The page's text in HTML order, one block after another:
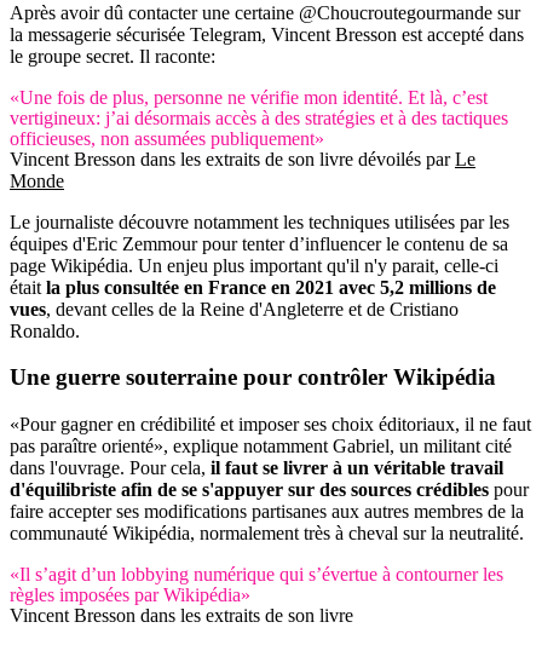
Après avoir dû contacter une certaine @Choucroutegourmande sur
la messagerie sécurisée Telegram, Vincent Bresson est accepté dans
le groupe secret. Il raconte:
«Une fois de plus, personne ne vérifie mon identité. Et là, c’est
vertigineux: j’ai désormais accès à des stratégies et à des tactiques
officieuses, non assumées publiquement»
Vincent Bresson dans les extraits de son livre dévoilés parLe
Monde
Le journaliste découvre notamment les techniques utilisées par les
équipes d'Eric Zemmour pour tenter d’influencer le contenu de sa
page Wikipédia. Un enjeu plus important qu'il n'y parait, celle-ci
était la plus consultée en France en 2021 avec 5,2 millions de
vues, devant celles de la Reine d'Angleterre et de Cristiano
Ronaldo.
Une guerre souterraine pour contrôler Wikipédia
«Pour gagner en crédibilité et imposer ses choix éditoriaux, il ne faut
pas paraître orienté», explique notamment Gabriel, un militant cité
dans l'ouvrage. Pour cela, il faut se livrer à un véritable travail
d'équilibriste afin de se s'appuyer sur des sources crédibles pour
faire accepter ses modifications partisanes aux autres membres de la
communauté Wikipédia, normalement très à cheval sur la neutralité.
«Il s’agit d’un lobbying numérique qui s’évertue à contourner les
règles imposées par Wikipédia»
Vincent Bresson dans les extraits de son livre